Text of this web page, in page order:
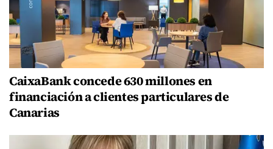
CaixaBank concede 630 millones en
financiación a clientes particulares de
Canarias